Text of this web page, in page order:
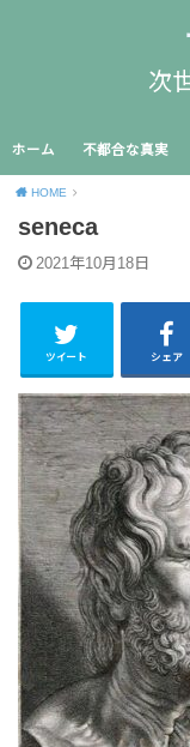
次
ホーム 不都合な真実
HOME
seneca
2021年10月18日
ツイート シェア